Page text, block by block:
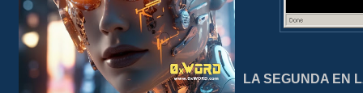
LA SEGUNDA EN